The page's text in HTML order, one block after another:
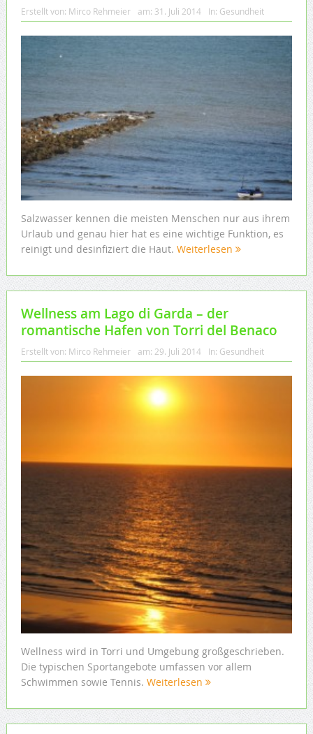
Erstellt von: Mirco Rehmeier am: 31. Juli 2014 In: Gesundheit
Salzwasser kennen die meisten Menschen nur aus ihrem
Urlaub und genau hier hat es eine wichtige Funktion, es
reinigt und desinfiziert die Haut. Weiterlesen
Wellness am Lago di Garda – der
romantische Hafen von Torri del Benaco
Erstellt von: Mirco Rehmeier am: 29. Juli 2014 In: Gesundheit
Wellness wird in Torri und Umgebung großgeschrieben.
Die typischen Sportangebote umfassen vor allem
Schwimmen sowie Tennis. Weiterlesen